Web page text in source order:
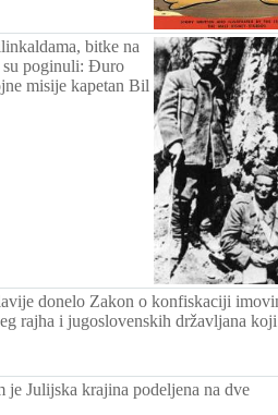
bitke na
su poginuli: Đuro
misije kapetan Bil
donelo Zakon o konfiskaciji
rajha i jugoslovenskih državljana koji
Julijska krajina podeljena na dve